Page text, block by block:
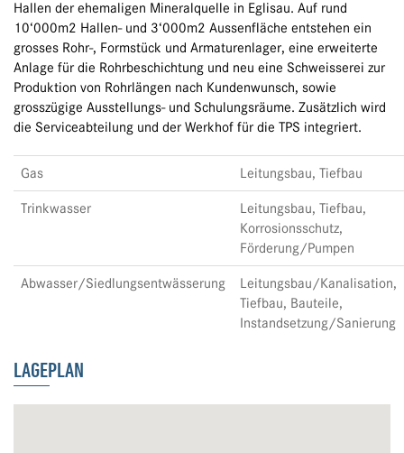
Hallen der ehemaligen Mineralquelle in Eglisau. Auf rund
10‘000m2 Hallen- und 3‘000m2 Aussenfläche entstehen ein
grosses Rohr-, Formstück und Armaturenlager, eine erweiterte
Anlage für die Rohrbeschichtung und neu eine Schweisserei zur
Produktion von Rohrlängen nach Kundenwunsch, sowie
grosszügige Ausstellungs- und Schulungsräume. Zusätzlich wird
die Serviceabteilung und der Werkhof für die TPS integriert.
Gas Leitungsbau, Tiefbau
Trinkwasser
Leitungsbau, Tiefbau,
Korrosionsschutz,
Förderung/Pumpen
Abwasser/Siedlungsentwässerung
Leitungsbau/Kanalisation,
Tiefbau, Bauteile,
Instandsetzung/Sanierung
LAGEPLAN